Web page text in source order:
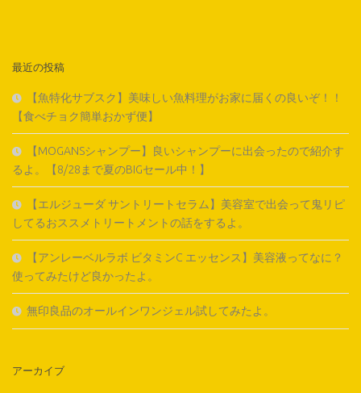
最近の投稿
【魚特化サブスク】美味しい魚料理がお家に届くの良いぞ！！
【食べチョク簡単おかず便】
【MOGANSシャンプー】良いシャンプーに出会ったので紹介す
るよ。【8/28まで夏のBIGセール中！】
【エルジューダ サントリートセラム】美容室で出会って鬼リピ
してるおススメトリートメントの話をするよ。
【アンレーベルラボ ビタミンC エッセンス】美容液ってなに？
使ってみたけど良かったよ。
無印良品のオールインワンジェル試してみたよ。
アーカイブ